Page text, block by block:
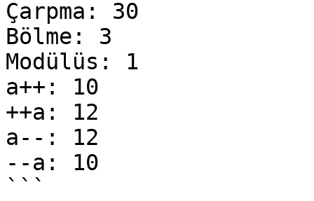
Çarpma: 30
Bölme: 3
Modülüs: 1
a++: 10
++a: 12
a--: 12
--a: 10
```